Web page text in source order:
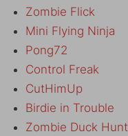
Zombie Flick
Mini Flying Ninja
Pong72
Control Freak
CutHimUp
Birdie in Trouble
Zombie Duck Hunt